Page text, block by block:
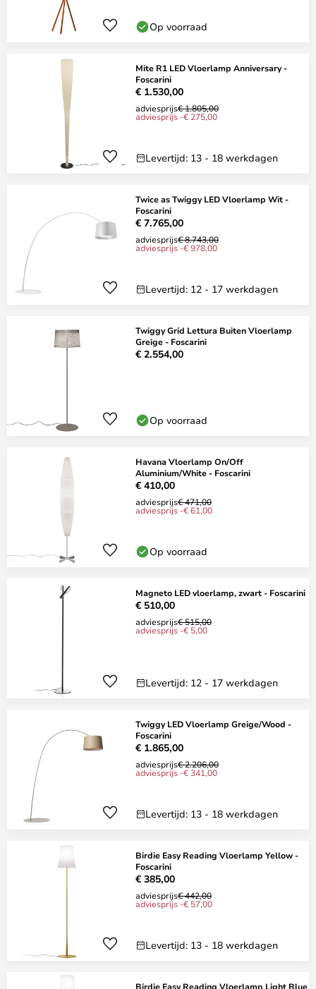
Op voorraad
Mite R1 LED Vloerlamp Anniversary -
Foscarini
€ 1.530,00
adviesprijs€ 1.805,00
adviesprijs -€ 275,00
Levertijd: 13 - 18 werkdagen
Twice as Twiggy LED Vloerlamp Wit -
Foscarini
€ 7.765,00
adviesprijs€ 8.743,00
adviesprijs -€ 978,00
Levertijd: 12 - 17 werkdagen
Twiggy Grid Lettura Buiten Vloerlamp
Greige - Foscarini
€ 2.554,00
Op voorraad
Havana Vloerlamp On/Off
Aluminium/White - Foscarini
€ 410,00
adviesprijs€ 471,00
adviesprijs -€ 61,00
Op voorraad
Magneto LED vloerlamp, zwart - Foscarini
€ 510,00
adviesprijs€ 515,00
adviesprijs -€ 5,00
Levertijd: 12 - 17 werkdagen
Twiggy LED Vloerlamp Greige/Wood -
Foscarini
€ 1.865,00
adviesprijs€ 2.206,00
adviesprijs -€ 341,00
Levertijd: 13 - 18 werkdagen
Birdie Easy Reading Vloerlamp Yellow -
Foscarini
€ 385,00
adviesprijs€ 442,00
adviesprijs -€ 57,00
Levertijd: 13 - 18 werkdagen
Birdie Easy Reading Vloerlamp Light Blue